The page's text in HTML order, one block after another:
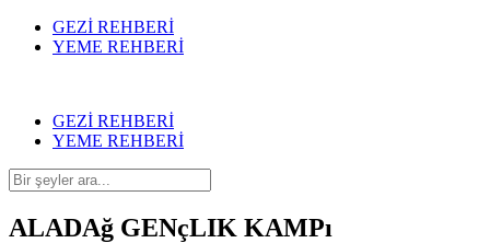
GEZİ REHBERİ
YEME REHBERİ
GEZİ REHBERİ
YEME REHBERİ
ALADAğ GENçLIK KAMPı